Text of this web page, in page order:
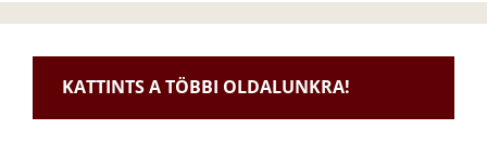
KATTINTS A TÖBBI OLDALUNKRA!